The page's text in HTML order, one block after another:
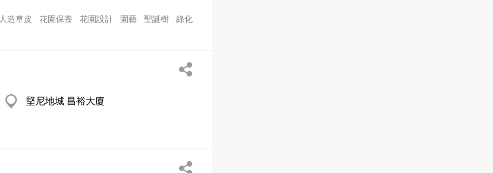
人造草皮 花園保養 花園設計 園藝 聖誕樹
綠化
堅尼地城 昌裕大廈